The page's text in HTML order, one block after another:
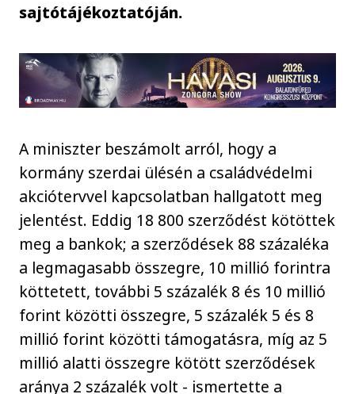
sajtótájékoztatóján.
A miniszter beszámolt arról, hogy a
kormány szerdai ülésén a családvédelmi
akciótervvel kapcsolatban hallgatott meg
jelentést. Eddig 18 800 szerződést kötöttek
meg a bankok; a szerződések 88 százaléka
a legmagasabb összegre, 10 millió forintra
köttetett, további 5 százalék 8 és 10 millió
forint közötti összegre, 5 százalék 5 és 8
millió forint közötti támogatásra, míg az 5
millió alatti összegre kötött szerződések
aránya 2 százalék volt - ismertette a